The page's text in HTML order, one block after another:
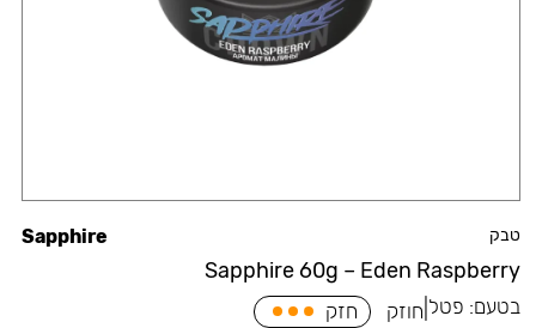
טבק
Sapphire 60g – Eden Raspberry
Sapphire
בטעם: פטל חוזק חזק